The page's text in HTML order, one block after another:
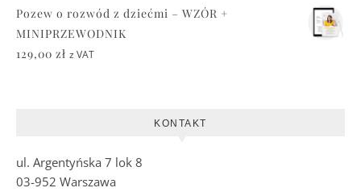
Pozew o rozwód z dziećmi – WZÓR +
MINIPRZEWODNIK
129,00 zł z VAT
KONTAKT
ul. Argentyńska 7 lok 8
03-952 Warszawa